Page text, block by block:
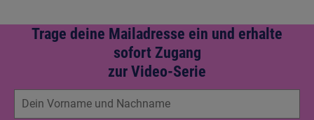
Trage deine Mailadresse ein und erhalte
sofort Zugang
zur Video-Serie